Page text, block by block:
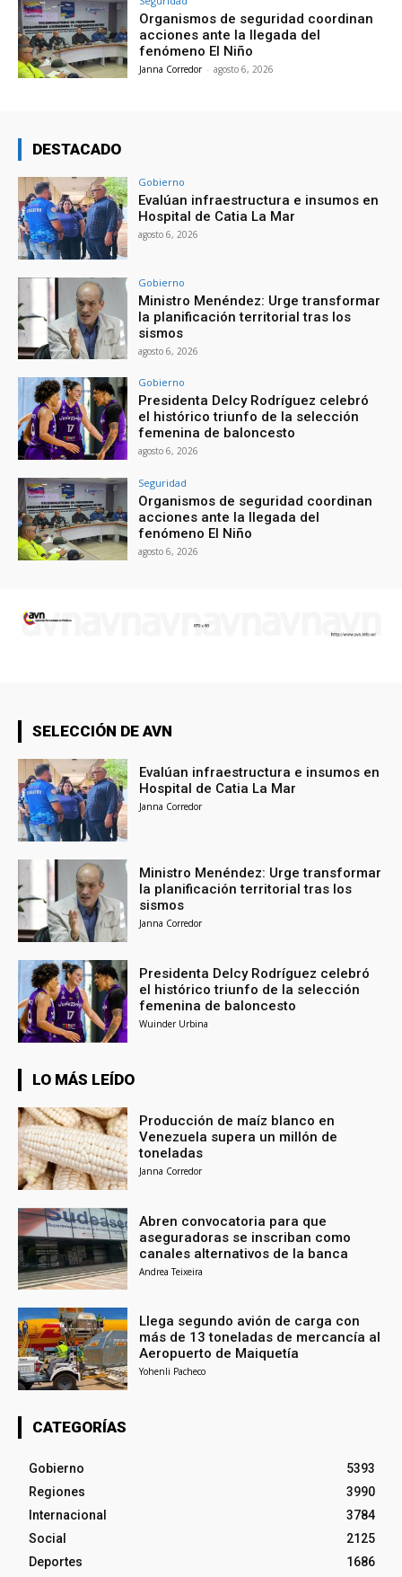
Organismos de seguridad coordinan
acciones ante la llegada del
fenómeno El Niño
Janna Corredor - agosto 6, 2026
DESTACADO
Gobierno
Evalúan infraestructura e insumos en
Hospital de Catia La Mar
agosto 6, 2026
Gobierno
Ministro Menéndez: Urge transformar
la planificación territorial tras los
sismos
agosto 6, 2026
Gobierno
Presidenta Delcy Rodríguez celebró
el histórico triunfo de la selección
femenina de baloncesto
agosto 6, 2026
Seguridad
Organismos de seguridad coordinan
acciones ante la llegada del
fenómeno El Niño
agosto 6, 2026
SELECCIÓN DE AVN
Evalúan infraestructura e insumos en
Hospital de Catia La Mar
Janna Corredor
Ministro Menéndez: Urge transformar
la planificación territorial tras los
sismos
Janna Corredor
Presidenta Delcy Rodríguez celebró
el histórico triunfo de la selección
femenina de baloncesto
Wuinder Urbina
LO MÁS LEÍDO
Producción de maíz blanco en
Venezuela supera un millón de
toneladas
Janna Corredor
Abren convocatoria para que
aseguradoras se inscriban como
canales alternativos de la banca
Andrea Teixeira
Llega segundo avión de carga con
más de 13 toneladas de mercancía al
Aeropuerto de Maiquetía
Yohenli Pacheco
CATEGORÍAS
Gobierno
5393
Regiones
3990
Internacional
3784
Social
2125
Deportes
1686